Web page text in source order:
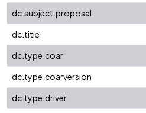
dc.subject.proposal
dc.title
dc.type.coar
dc.type.coarversion
dc.type.driver